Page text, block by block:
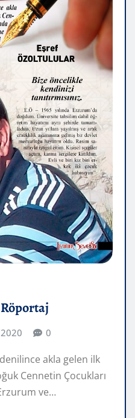
0
akla gelen ilk
Cennetin Çocukları
ve…